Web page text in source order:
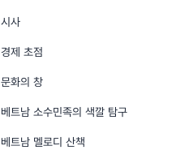
시사
경제 초점
문화의 창
베트남 소수민족의 색깔 탐구
베트남 멜로디 산책